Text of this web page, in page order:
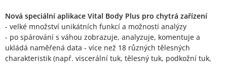
Nová speciální aplikace Vital Body Plus pro chytrá zařízení
- velké množství unikátních funkcí a možností analýzy
- po spárování s váhou zobrazuje, analyzuje, komentuje a
ukládá naměřená data - více než 18 různých tělesných
charakteristik (např. viscerální tuk, tělesný tuk, podkožní tuk,